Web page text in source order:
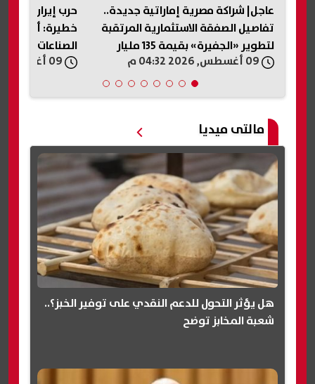
عاجل| شراكة مصرية إماراتية جديدة..
تفاصيل الصفقة الاستثمارية المرتقبة
لتطوير «الجفيرة» بقيمة 135 مليار
جنيه
حرب إيران
خطيرة: أزمة
الصناعات
مالتى ميديا
هل يؤثر التحول للدعم النقدي على توفير الخبز؟..
شعبة المخابز توضح